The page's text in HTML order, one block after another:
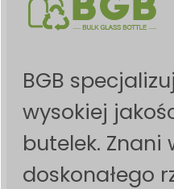
BGB
wysokiej
butelek. Znani
doskonałego